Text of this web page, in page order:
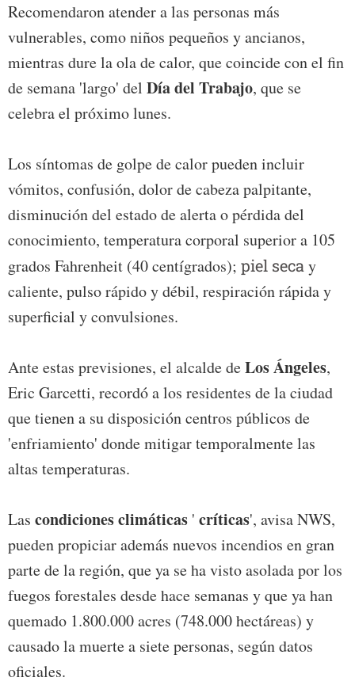
Recomendaron atender a las personas más
vulnerables, como niños pequeños y ancianos,
mientras dure la ola de calor, que coincide con el fin
de semana 'largo' del Día del Trabajo, que se
celebra el próximo lunes.
Los síntomas de golpe de calor pueden incluir
vómitos, confusión, dolor de cabeza palpitante,
disminución del estado de alerta o pérdida del
conocimiento, temperatura corporal superior a 105
grados Fahrenheit (40 centígrados); piel seca y
caliente, pulso rápido y débil, respiración rápida y
superficial y convulsiones.
Ante estas previsiones, el alcalde deLos Ángeles,
Eric Garcetti, recordó a los residentes de la ciudad
que tienen a su disposición centros públicos de
'enfriamiento' donde mitigar temporalmente las
altas temperaturas.
Las condiciones climáticas ' críticas', avisa NWS,
pueden propiciar además nuevos incendios en gran
parte de la región, que ya se ha visto asolada por los
fuegos forestales desde hace semanas y que ya han
quemado 1.800.000 acres (748.000 hectáreas) y
causado la muerte a siete personas, según datos
oficiales.